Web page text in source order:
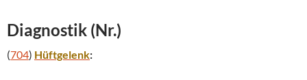
Diagnostik (Nr.)
(704) Hüftgelenk: